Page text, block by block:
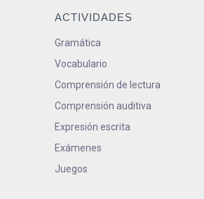
ACTIVIDADES
Gramática
Vocabulario
Comprensión de lectura
Comprensión auditiva
Expresión escrita
Exámenes
Juegos